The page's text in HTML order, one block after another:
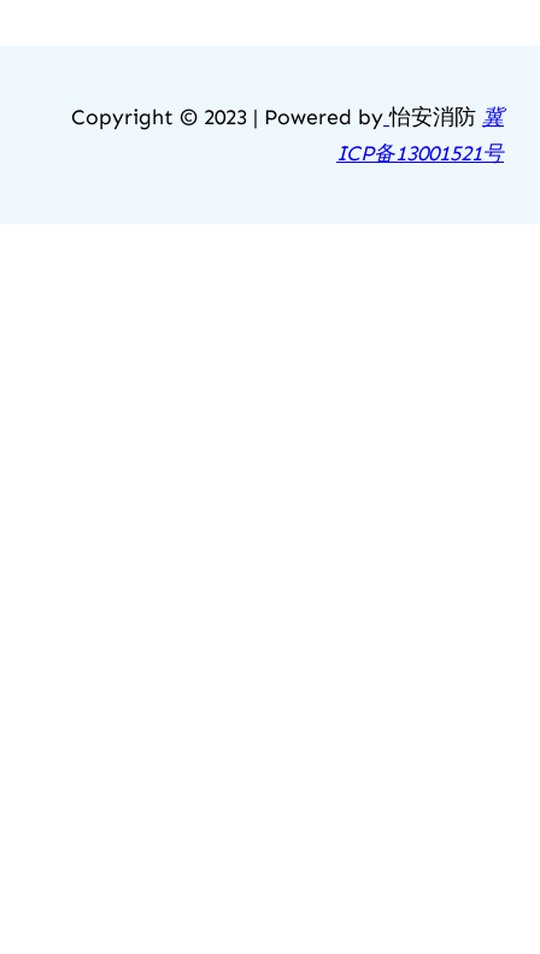
Copyright © 2023 | Powered by 怡安消防 冀
ICP备13001521号